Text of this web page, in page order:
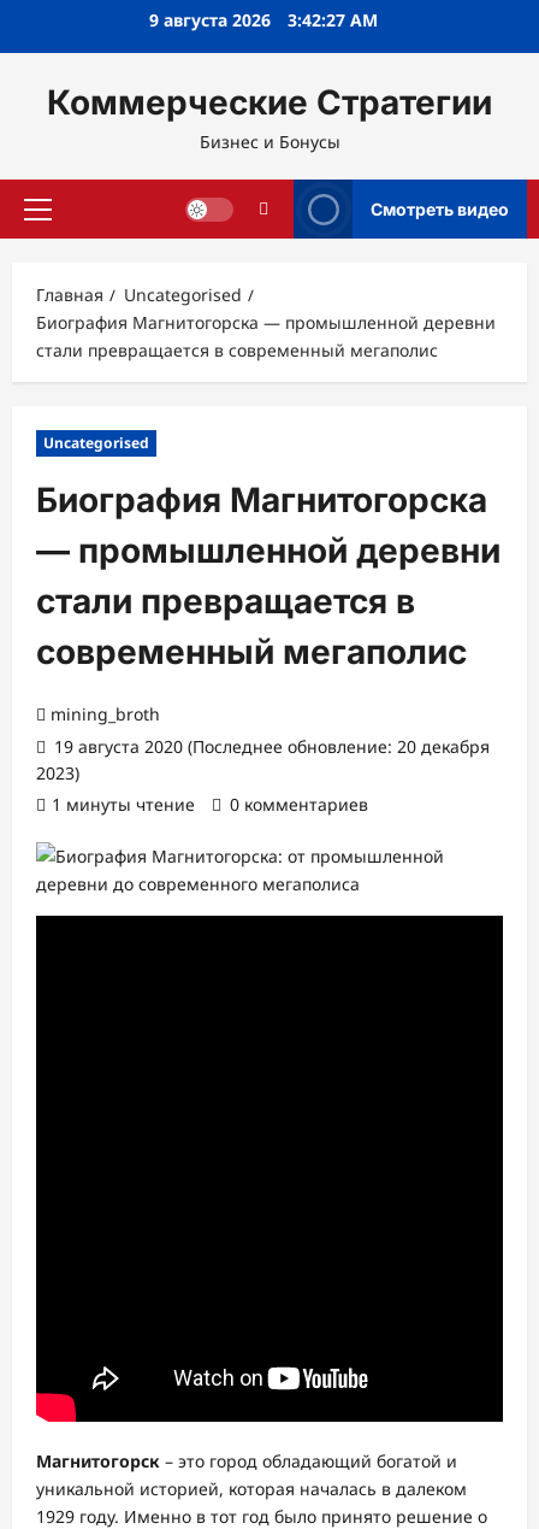
9 августа 2026 3:42:28 AM
Коммерческие Стратегии
Бизнес и Бонусы
Основное
Смотреть видео
Главная
Uncategorised
Биография Магнитогорска — промышленной деревни
стали превращается в современный мегаполис
Uncategorised
Биография Магнитогорска
— промышленной деревни
стали превращается в
современный мегаполис
mining_broth
19 августа 2020 (Последнее обновление: 20 декабря
2023)
1 минуты чтение
0 комментариев
Магнитогорск – это город обладающий богатой и
уникальной историей, которая началась в далеком
1929 году. Именно в тот год было принято решение о